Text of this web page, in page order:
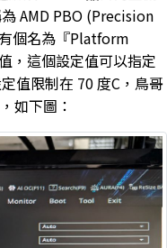
AMD PBO (Precision
個名為『Platform
這個設定值可以指定
值限制在 70 度C，鳥哥
如下圖：